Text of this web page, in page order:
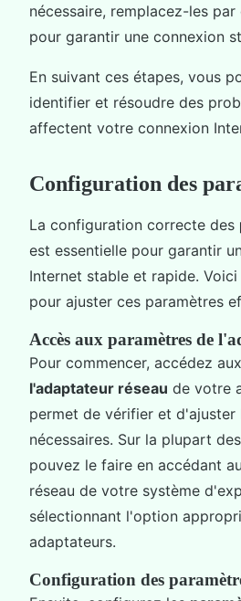
nécessaire, remplacez-les
pour garantir une connexion
En suivant ces étapes, vous
identifier et résoudre des
affectent votre connexion
Configuration des
La configuration correcte des
est essentielle pour garantir
Internet stable et rapide.
pour ajuster ces paramètres
Accès aux paramètres de
Pour commencer, accédez aux
l'adaptateur réseau de votre
permet de vérifier et
nécessaires. Sur la plupart
pouvez le faire en accédant
réseau de votre système
sélectionnant l'option
adaptateurs.
Configuration des